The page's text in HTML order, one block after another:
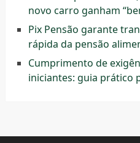
novo carro ganham
Pix Pensão garante
rápida da pensão
Cumprimento de
iniciantes: guia prático